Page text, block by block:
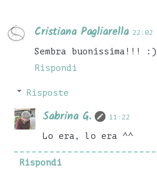
Cristiana Pagliarella 22:02
Sembra buonissima!!!
Rispondi
Risposte
Sabrina G. 11:22
Lo era, lo era ^^
Rispondi